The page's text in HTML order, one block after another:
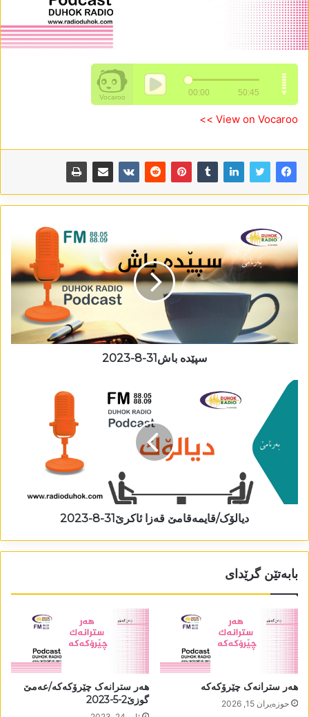
View on Vocaroo >>
سپێدە باش31-8-2023
دیالۆک/قایمەقامێ قەزا ئاکرێ31-8-2023
بابەتێن گرێدای
ھەر سترانەک چێرۆکەکە
حوزه‌یران 15, 2026
ھەر سترانەک چێرۆکەکە/عەمێ
گوزێ2-5-2023